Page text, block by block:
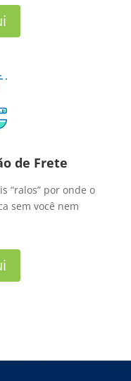
de Frete
“ralos” por onde o
sem você nem